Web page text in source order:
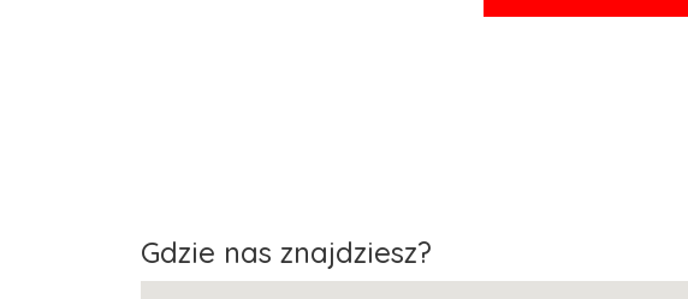
Gdzie nas znajdziesz?